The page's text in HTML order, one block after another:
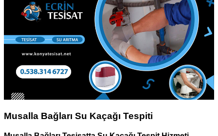
Musalla Bağları Su Kaçağı Tespiti